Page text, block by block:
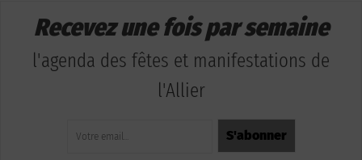
Recevez une fois par semaine
l'agenda des fêtes et manifestations de
l'Allier